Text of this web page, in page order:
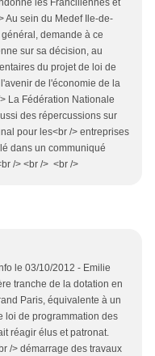
les Franciliennes et
Au sein du Medef Ile-de-
demande à ce
sur sa décision, au
du projet de loi de
de l'économie de la
La Fédération Nationale
des répercussions sur
pour les<br /> entreprises
dans un communiqué
/> <br /> <br />
le 03/10/2012 - Emilie
tranche de la dotation en
Paris, équivalente à un
loi de programmation des
réagir élus et patronat.
/> démarrage des travaux